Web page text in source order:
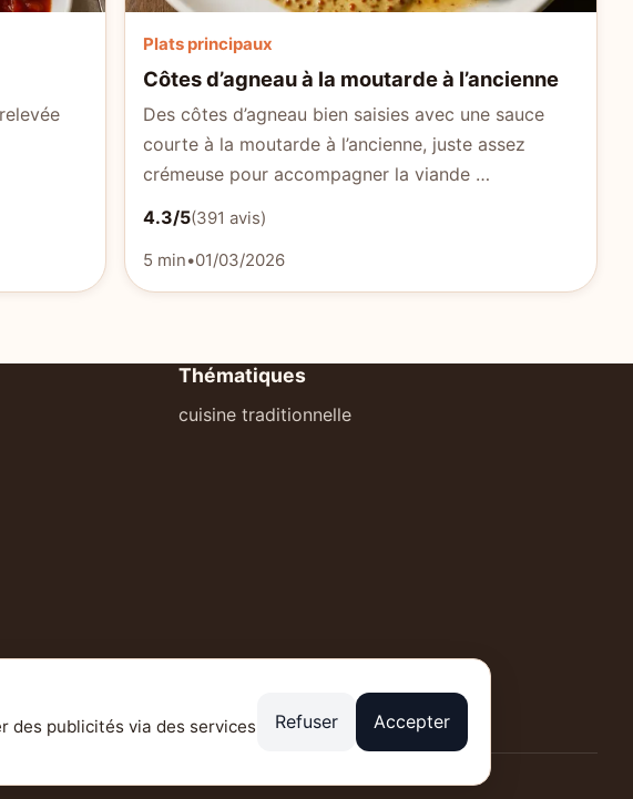
Plats principaux
Côtes d’agneau à la moutarde à l’ancienne
Des côtes d’agneau bien saisies avec une sauce
courte à la moutarde à l’ancienne, juste assez
crémeuse pour accompagner la viande …
4.3/5(391 avis)
5 min•01/03/2026
Thématiques
cuisine traditionnelle
des publicités via des services
Refuser Accepter